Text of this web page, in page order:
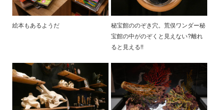
絵本もあるようだ
秘宝館ののぞき穴。荒俣ワンダー秘
宝館の中がのぞくと見えない?離れ
ると見える!!